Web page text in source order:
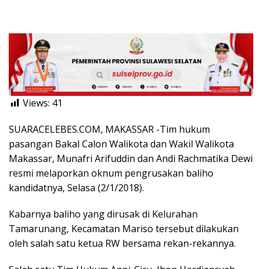
Views: 41
SUARACELEBES.COM, MAKASSAR -Tim hukum
pasangan Bakal Calon Walikota dan Wakil Walikota
Makassar, Munafri Arifuddin dan Andi Rachmatika Dewi
resmi melaporkan oknum pengrusakan baliho
kandidatnya, Selasa (2/1/2018).
Kabarnya baliho yang dirusak di Kelurahan
Tamarunang, Kecamatan Mariso tersebut dilakukan
oleh salah satu ketua RW bersama rekan-rekannya.